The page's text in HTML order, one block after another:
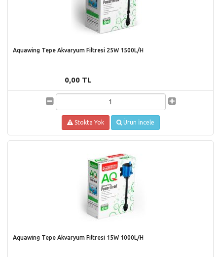
Aquawing Tepe Akvaryum Filtresi 25W 1500L/H
0,00 TL
Stokta Yok Ürün İncele
Aquawing Tepe Akvaryum Filtresi 15W 1000L/H